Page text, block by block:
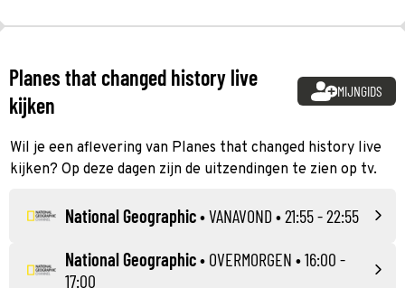
Planes that changed history live
kijken
MIJNGIDS
Wil je een aflevering van Planes that changed history live
kijken? Op deze dagen zijn de uitzendingen te zien op tv.
National Geographic•VANAVOND • 21:55 - 22:55
National Geographic• OVERMORGEN • 16:00 -
17:00